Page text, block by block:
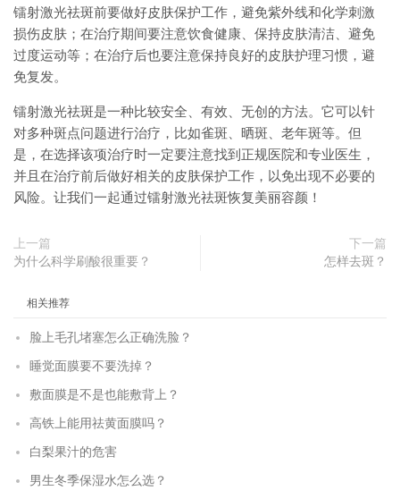
镭射激光祛斑前要做好皮肤保护工作，避免紫外线和化学刺激
损伤皮肤；在治疗期间要注意饮食健康、保持皮肤清洁、避免
过度运动等；在治疗后也要注意保持良好的皮肤护理习惯，避
免复发。
镭射激光祛斑是一种比较安全、有效、无创的方法。它可以针
对多种斑点问题进行治疗，比如雀斑、晒斑、老年斑等。但
是，在选择该项治疗时一定要注意找到正规医院和专业医生，
并且在治疗前后做好相关的皮肤保护工作，以免出现不必要的
风险。让我们一起通过镭射激光祛斑恢复美丽容颜！
上一篇
为什么科学刷酸很重要？
下一篇
怎样去斑？
相关推荐
脸上毛孔堵塞怎么正确洗脸？
睡觉面膜要不要洗掉？
敷面膜是不是也能敷背上？
高铁上能用祛黄面膜吗？
白梨果汁的危害
男生冬季保湿水怎么选？